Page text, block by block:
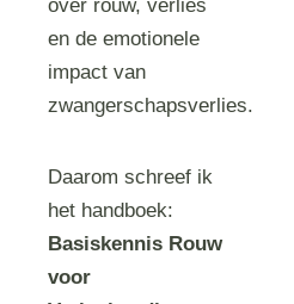
over rouw, verlies
en de emotionele
impact van
zwangerschapsverlies.
Daarom schreef ik
het handboek:
Basiskennis Rouw
voor